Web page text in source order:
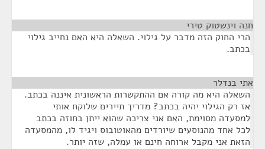
חנה וינשטוק טירי
הרי החוק הזה מדבר על גילוי. השאלה היא האם נחייב גילוי
בכתב.
אתי בנדלר
השאלה היא מה קורה אם ההתקשרות הראשונית איננה בכתב.
אז רק הגילוי יהיה בכתב? מדריך תיירים שלוקח אותי
למסעדה מסוימת, האם אני צריכה שהוא ייתן בחוזה בכתב
לכל אחד מהנוסעים שיורדים מהאוטובוס ויגיד לו, מהמסעדה
הזאת אני מקבל ארוחה חינם או עמלה, שזה יותר.